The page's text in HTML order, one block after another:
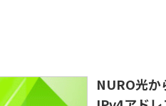
NURO光か